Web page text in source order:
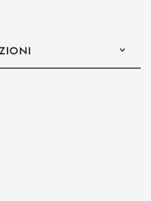
l’app di posta elettronica)
di posta elettronica)